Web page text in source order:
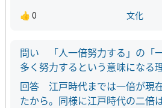
👍 0 文化
「人一倍努力する」の「
多く努力するという意味になる
江戸時代までは一倍が現
たから。同様に江戸時代の二倍